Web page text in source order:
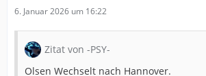
6. Januar 2026 um 16:22
Zitat von -PSY-
Olsen Wechselt nach Hannover.